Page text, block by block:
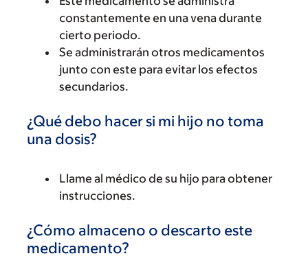
constantemente en una vena durante
cierto periodo.
Se administrarán otros medicamentos
junto con este para evitar los efectos
secundarios.
¿Qué debo hacer si mi hijo no toma
una dosis?
Llame al médico de su hijo para obtener
instrucciones.
¿Cómo almaceno o descarto este
medicamento?